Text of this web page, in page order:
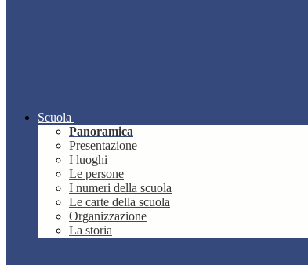
Scuola
Panoramica
Presentazione
I luoghi
Le persone
I numeri della scuola
Le carte della scuola
Organizzazione
La storia